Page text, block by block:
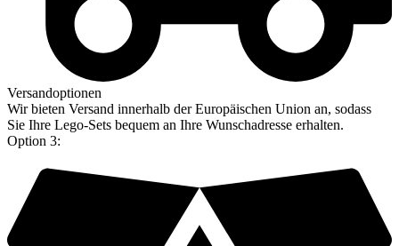
Versandoptionen
Wir bieten Versand innerhalb der Europäischen Union an, sodass
Sie Ihre Lego-Sets bequem an Ihre Wunschadresse erhalten.
Option 3: